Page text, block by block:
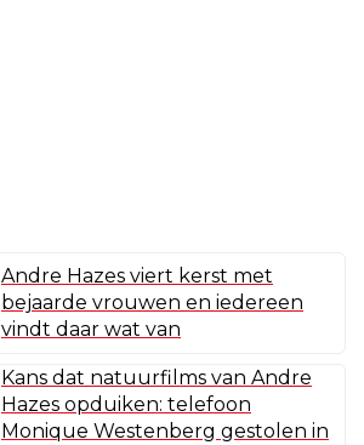
Andre Hazes viert kerst met
bejaarde vrouwen en iedereen
vindt daar wat van
Kans dat natuurfilms van Andre
Hazes opduiken: telefoon
Monique Westenberg gestolen in